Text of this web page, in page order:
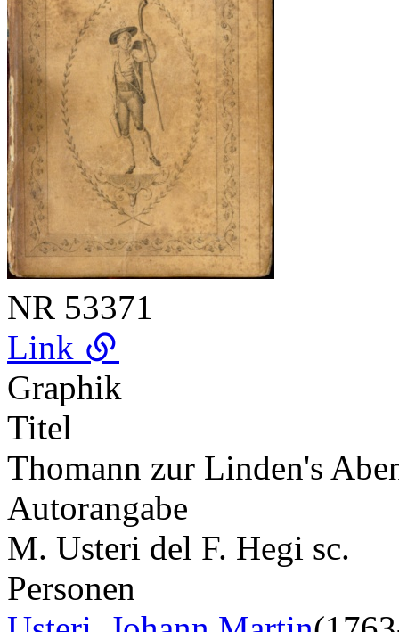
NR 53371
Link
Graphik
Titel
Thomann zur Linden's
Autorangabe
M. Usteri del F. Hegi sc.
Personen